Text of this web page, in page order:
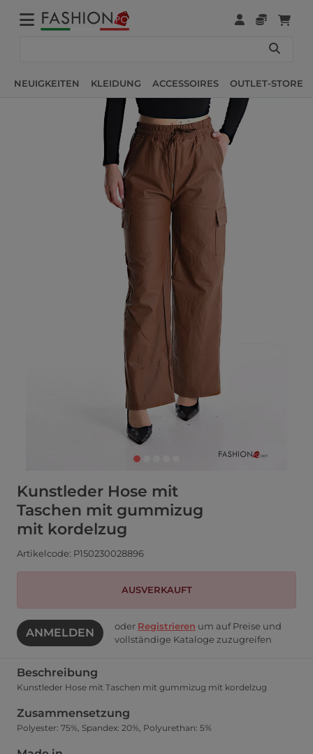
NEUIGKEITEN KLEIDUNG ACCESSOIRES OUTLET-STORE
Kunstleder Hose mit
Taschen mit gummizug
mit kordelzug
Artikelcode: P150230028896
AUSVERKAUFT
ANMELDEN oder Registrieren um auf Preise und
vollständige Kataloge zuzugreifen
Beschreibung
Kunstleder Hose mit Taschen mit gummizug mit kordelzug
Zusammensetzung
Polyester: 75%, Spandex: 20%, Polyurethan: 5%